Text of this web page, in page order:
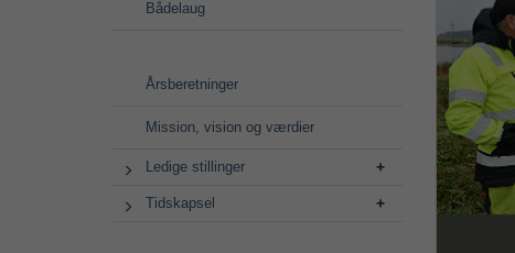
Bådelaug
Årsberetninger
Mission, vision og værdier
Ledige stillinger
Tidskapsel